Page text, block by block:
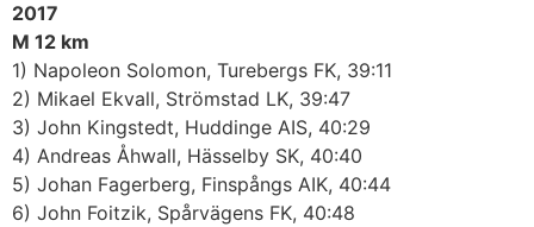
2017
M 12 km
1) Napoleon Solomon, Turebergs FK, 39:11
2) Mikael Ekvall, Strömstad LK, 39:47
3) John Kingstedt, Huddinge AIS, 40:29
4) Andreas Åhwall, Hässelby SK, 40:40
5) Johan Fagerberg, Finspångs AIK, 40:44
6) John Foitzik, Spårvägens FK, 40:48